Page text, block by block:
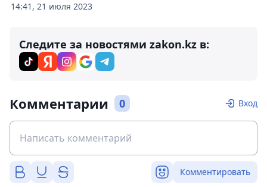
14:41, 21 июля 2023
Следите за новостями zakon.kz в:
Комментарии 0 Вход
Комментировать